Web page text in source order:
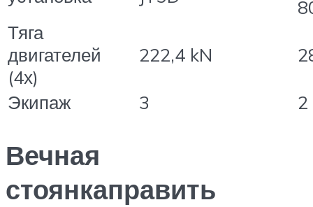
Тяга
двигателей
(4х)
222,4 kN
Экипаж 3 2
Вечная
стоянкаправить